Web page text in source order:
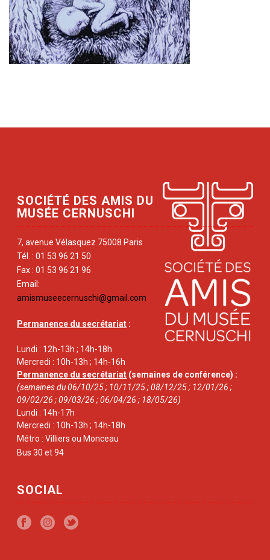
SOCIÉTÉ DES AMIS DU
MUSÉE CERNUSCHI
7, avenue Vélasquez 75008 Paris
Tél. : 01 53 96 21 50
Fax : 01 53 96 21 96
Email:
amismuseecernuschi@gmail.com
Permanence du secrétariat :
Lundi : 12h-13h ; 14h-18h
Mercredi : 10h-13h ; 14h-16h
Permanence du secrétariat (semaines de conférence) :
(semaines du 06/10/25 ; 10/11/25 ; 08/12/25 ; 12/01/26 ;
09/02/26 ; 09/03/26 ; 06/04/26 ; 18/05/26)
Lundi : 14h-17h
Mercredi : 10h-13h ; 14h-18h
Métro : Villiers ou Monceau
Bus 30 et 94
SOCIAL